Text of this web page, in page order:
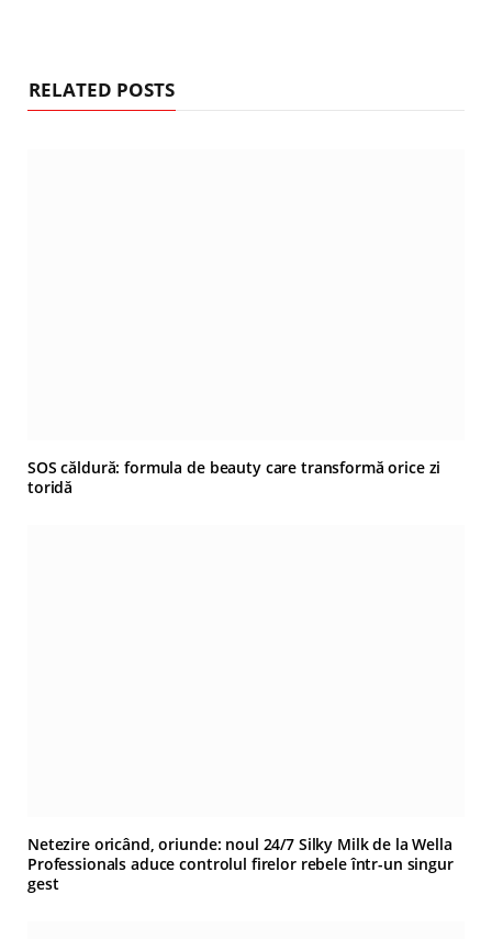
RELATED POSTS
SOS căldură: formula de beauty care transformă orice zi
toridă
Netezire oricând, oriunde: noul 24/7 Silky Milk de la Wella
Professionals aduce controlul firelor rebele într-un singur
gest